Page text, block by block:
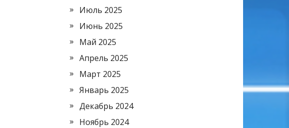
Июль 2025
Июнь 2025
Май 2025
Апрель 2025
Март 2025
Январь 2025
Декабрь 2024
Ноябрь 2024